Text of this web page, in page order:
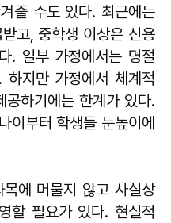
줄 수도 있다. 최근에는
고, 중학생 이상은 신용
. 일부 가정에서는 명절
지만 가정에서 체계적
공하기에는 한계가 있다.
이부터 학생들 눈높이에
에 머물지 않고 사실상
할 필요가 있다. 현실적